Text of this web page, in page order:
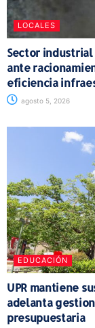
LOCALES
Sector
ante
eficiencia
agosto 5, 2026
EDUCACIÓN
UPR mantiene
adelanta
presupuestaria